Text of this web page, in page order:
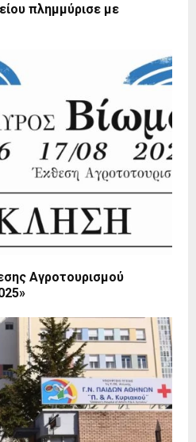
πλημμύρισε με
Αγροτουρισμού